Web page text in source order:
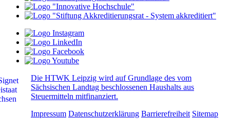
Die HTWK Leipzig wird auf Grundlage des vom
Sächsischen Landtag beschlossenen Haushalts aus
Steuermitteln mitfinanziert.
Impressum Datenschutzerklärung Barrierefreiheit Sitemap